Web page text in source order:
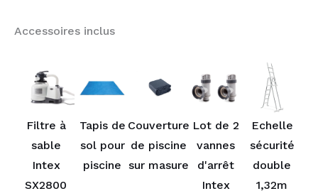
Accessoires inclus
Filtre à
sable
Intex
SX2800
Tapis de
sol pour
piscine
Couverture
de piscine
sur masure
Lot de 2
vannes
d'arrêt
Intex
Echelle
sécurité
double
1,32m